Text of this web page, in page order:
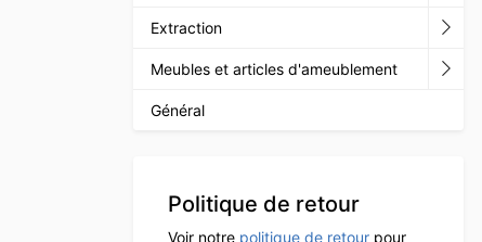
Extraction
Meubles et articles d'ameublement
Général
Politique de retour
Voir notre politique de retour pour